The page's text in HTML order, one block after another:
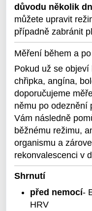
důvodu několik
můžete upravit
případně zabránit
Měření během a
Pokud už se
chřipka, angína,
doporučujeme
němu po odeznění
Vám následně
běžnému režimu,
organismu a
rekonvalescenci v
Shrnutí
před nemocí-
HRV